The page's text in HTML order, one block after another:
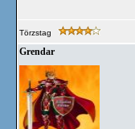
Törzstag
Grendar